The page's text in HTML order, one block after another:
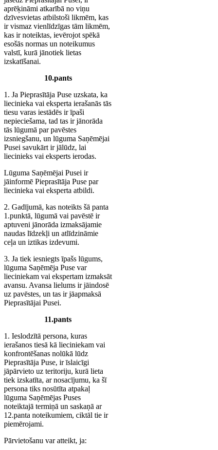
aprēķināmi atkarībā no viņu
dzīvesvietas atbilstoši likmēm, kas
ir vismaz vienlīdzīgas tām likmēm,
kas ir noteiktas, ievērojot spēkā
esošās normas un noteikumus
valstī, kurā jānotiek lietas
izskatīšanai.
10.pants
1. Ja Pieprasītāja Puse uzskata, ka
liecinieka vai eksperta ierašanās tās
tiesu varas iestādēs ir īpaši
nepieciešama, tad tas ir jānorāda
tās lūgumā par pavēstes
izsniegšanu, un lūguma Saņēmējai
Pusei savukārt ir jālūdz, lai
liecinieks vai eksperts ierodas.
Lūguma Saņēmējai Pusei ir
jāinformē Pieprasītāja Puse par
liecinieka vai eksperta atbildi.
2. Gadījumā, kas noteikts šā panta
1.punktā, lūgumā vai pavēstē ir
aptuveni jānorāda izmaksājamie
naudas līdzekļi un atlīdzināmie
ceļa un iztikas izdevumi.
3. Ja tiek iesniegts īpašs lūgums,
lūguma Saņēmēja Puse var
lieciniekam vai ekspertam izmaksāt
avansu. Avansa lielums ir jāindosē
uz pavēstes, un tas ir jāapmaksā
Pieprasītājai Pusei.
11.pants
1. Ieslodzītā persona, kuras
ierašanos tiesā kā lieciniekam vai
konfrontēšanas nolūkā lūdz
Pieprasītāja Puse, ir īslaicīgi
jāpārvieto uz teritoriju, kurā lieta
tiek izskatīta, ar nosacījumu, ka šī
persona tiks nosūtīta atpakaļ
lūguma Saņēmējas Puses
noteiktajā termiņā un saskaņā ar
12.panta noteikumiem, ciktāl tie ir
piemērojami.
Pārvietošanu var atteikt, ja: